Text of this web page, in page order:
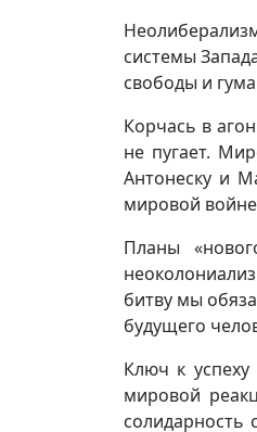
системы
свободы и
Корчась в
не пугает.
Антонеску и
мировой
Планы
битву мы
будущего
Ключ к
мировой
солидарность